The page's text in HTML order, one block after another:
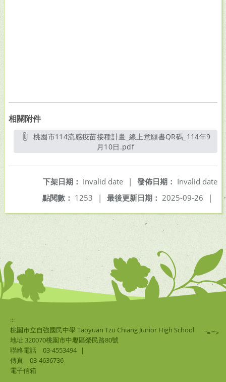
相關附件
月10日.pdf另開新視窗
發佈日期： Invalid date
下架日期： Invalid date
|
最後更新日期： 2025-09-26 |
點閱數： 1253 |
:::
桃園市立自強國民中學 Taoyuan Tzu Chiang Junior High School
地址 320070桃園市中壢區榮民路80號
聯絡電話
03-4553494
|
傳真
03-4636736
電子信箱
"="">